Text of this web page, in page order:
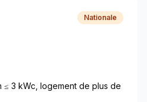
Nationale
≤ 3 kWc, logement de plus de